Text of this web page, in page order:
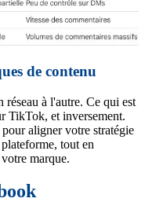
de contenu
à l'autre. Ce qui est
TikTok, et inversement.
aligner votre stratégie
tout en
marque.